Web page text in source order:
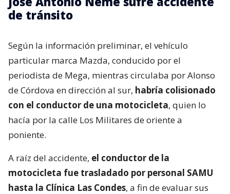
de tránsito
Según la información preliminar, el vehículo
particular marca Mazda, conducido por el
periodista de Mega, mientras circulaba por Alonso
de Córdova en dirección al sur, habría colisionado
con el conductor de una motocicleta, quien lo
hacía por la calle Los Militares de oriente a
poniente.
A raíz del accidente, el conductor de la
motocicleta fue trasladado por personal SAMU
hasta la Clínica Las Condes, a fin de evaluar sus